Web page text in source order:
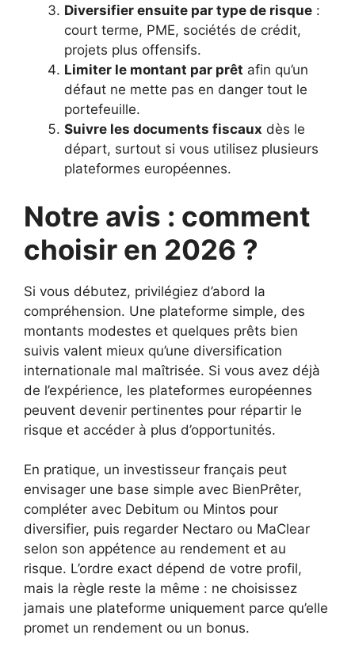
Diversifier ensuite par type de risque :
court terme, PME, sociétés de crédit,
projets plus offensifs.
Limiter le montant par prêt afin qu’un
défaut ne mette pas en danger tout le
portefeuille.
Suivre les documents fiscaux dès le
départ, surtout si vous utilisez plusieurs
plateformes européennes.
Notre avis : comment
choisir en 2026 ?
Si vous débutez, privilégiez d’abord la
compréhension. Une plateforme simple, des
montants modestes et quelques prêts bien
suivis valent mieux qu’une diversification
internationale mal maîtrisée. Si vous avez déjà
de l’expérience, les plateformes européennes
peuvent devenir pertinentes pour répartir le
risque et accéder à plus d’opportunités.
En pratique, un investisseur français peut
envisager une base simple avec BienPrêter,
compléter avec Debitum ou Mintos pour
diversifier, puis regarder Nectaro ou MaClear
selon son appétence au rendement et au
risque. L’ordre exact dépend de votre profil,
mais la règle reste la même : ne choisissez
jamais une plateforme uniquement parce qu’elle
promet un rendement ou un bonus.